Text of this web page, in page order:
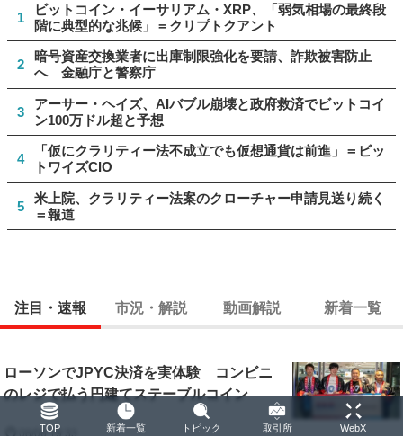
TOP 新着一覧 トピック 取引所 WebX
1
ビットコイン・イーサリアム・XRP、「弱気相場の最終段
階に典型的な兆候」＝クリプトクアント
2
暗号資産交換業者に出庫制限強化を要請、詐欺被害防止
へ 金融庁と警察庁
3
アーサー・ヘイズ、AIバブル崩壊と政府救済でビットコイ
ン100万ドル超と予想
4
「仮にクラリティー法不成立でも仮想通貨は前進」＝ビッ
トワイズCIO
5
米上院、クラリティー法案のクローチャー申請見送り続く
＝報道
注目・速報 市況・解説 動画解説 新着一覧
ローソンでJPYC決済を実体験 コンビニ
のレジで払う円建てステーブルコイン
08/06 19:33